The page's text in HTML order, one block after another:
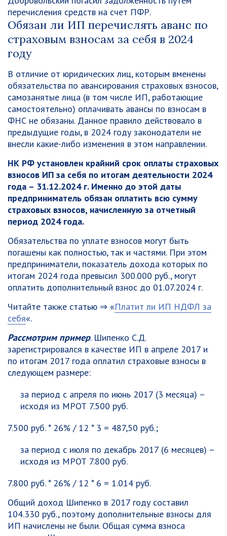
перечисления средств на счет ПФР.
Обязан ли ИП перечислять аванс по
страховым взносам за себя в 2024
году
В отличие от юридических лиц, которым вменены
обязательства по авансирования страховых взносов,
самозанятые лица (в том числе ИП, работающие
самостоятельно) оплачивать авансы по взносам в
ФНС не обязаны. Данное правило действовало в
предыдущие годы, в 2024 году законодатели не
внесли какие-либо изменения в этом направлении.
НК РФ установлен крайний срок оплаты страховых
взносов ИП за себя по итогам деятельности 2024
года – 31.12.2024 г. Именно до этой даты
предприниматель обязан оплатить всю сумму
страховых взносов, начисленную за отчетный
период 2024 года.
Обязательства по уплате взносов могут быть
погашены как полностью, так и частями. При этом
предприниматели, показатель дохода которых по
итогам 2024 года превысил 300.000 руб., могут
оплатить дополнительный взнос до 01.07.2024 г.
Читайте также статью ⇒ «Платит ли ИП НДФЛ за
себя«.
Рассмотрим пример. Шипенко С.Д.
зарегистрировался в качестве ИП в апреле 2017 и
по итогам 2017 года оплатил страховые взносы в
следующем размере:
за период с апреля по июнь 2017 (3 месяца) –
исходя из МРОТ 7.500 руб.
7.500 руб. * 26% / 12 * 3 = 487,50 руб.;
за период с июля по декабрь 2017 (6 месяцев) –
исходя из МРОТ 7.800 руб.
7.800 руб. * 26% / 12 * 6 = 1.014 руб.
Общий доход Шипенко в 2017 году составил
104.330 руб., поэтому дополнительные взносы для
ИП начислены не были. Общая сумма взноса